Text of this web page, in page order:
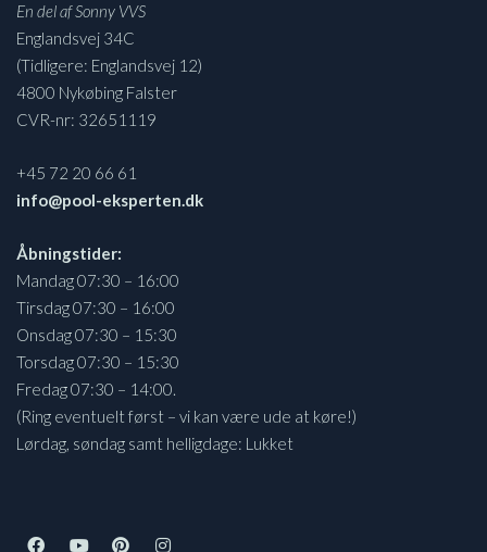
En del af Sonny VVS
Englandsvej 34C
(Tidligere: Englandsvej 12)
4800 Nykøbing Falster
CVR-nr: 32651119
+45 72 20 66 61
info@pool-eksperten.dk
Åbningstider:
Mandag 07:30 – 16:00
Tirsdag 07:30 – 16:00
Onsdag 07:30 – 15:30
Torsdag 07:30 – 15:30
Fredag 07:30 – 14:00.
(Ring eventuelt først – vi kan være ude at køre!)
Lørdag, søndag samt helligdage: Lukket